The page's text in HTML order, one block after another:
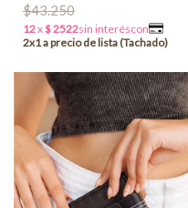
$43.250